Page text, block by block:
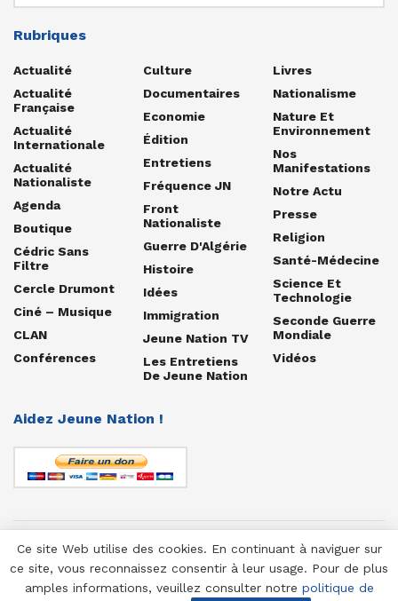
Rubriques
Actualité
Actualité
Française
Actualité
Internationale
Actualité
Nationaliste
Agenda
Boutique
Cédric Sans
Filtre
Cercle Drumont
Ciné – Musique
CLAN
Conférences
Culture
Documentaires
Economie
Édition
Entretiens
Fréquence JN
Front
Nationaliste
Guerre D'Algérie
Histoire
Idées
Immigration
Jeune Nation TV
Les Entretiens
De Jeune Nation
Livres
Nationalisme
Nature Et
Environnement
Nos
Manifestations
Notre Actu
Presse
Religion
Santé-Médecine
Science Et
Technologie
Seconde Guerre
Mondiale
Vidéos
Aidez Jeune Nation !
© 1958-2025 Jeune Nation
Ce site Web utilise des cookies. En continuant à naviguer sur
ce site, vous reconnaissez consentir à leur usage. Pour de plus
amples informations, veuillez consulter notre politique de